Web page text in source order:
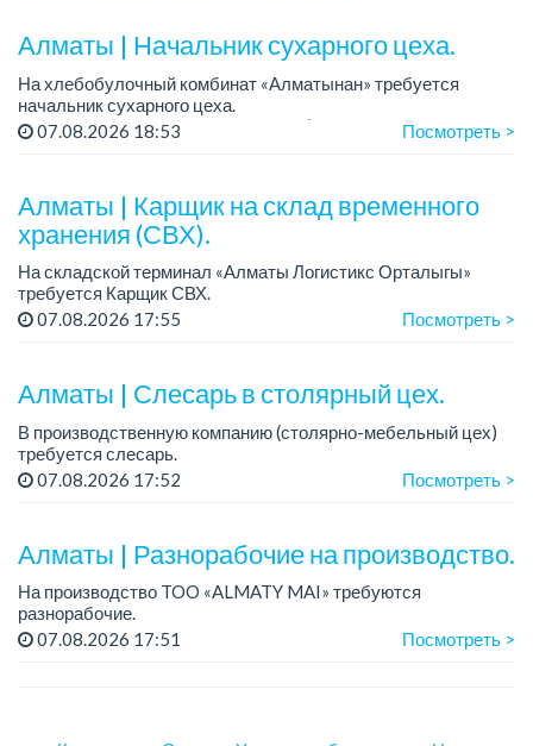
Алматы | Начальник сухарного цеха.
На хлебобулочный комбинат «Алматынан» требуется
начальник сухарного цеха.
Зарплата: от 300 000 тенге на руки (обсуждается на
Требования: оп...
07.08.2026 18:53 Посмотреть >
Алматы | Карщик на склад временного
хранения (СВХ).
На складской терминал «Алматы Логистикс Орталыгы»
требуется Карщик СВХ.
График работы: 6/1, с 09.00 до 18.00.
07.08.2026 17:55 Посмотреть >
Алматы | Слесарь в столярный цех.
В производственную компанию (столярно-мебельный цех)
требуется слесарь.
График работы: 5/2, с 08.00 до 18.00.
07.08.2026 17:52 Посмотреть >
Алматы | Разнорабочие на производство.
На производство TOO «ALMATY MAI» требуются
разнорабочие.
Зарплата: от 250 000 до 300 000 тенге на руки.
07.08.2026 17:51 Посмотреть >